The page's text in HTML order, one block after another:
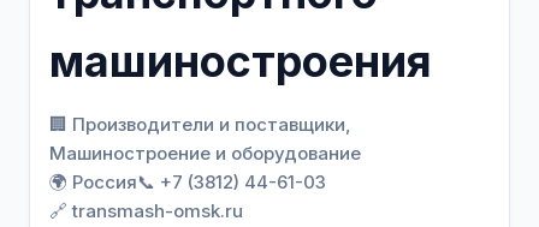
машиностроения
🏢 Производители и поставщики,
Машиностроение и оборудование
🌍 Россия📞 +7 (3812) 44-61-03
🔗 transmash-omsk.ru